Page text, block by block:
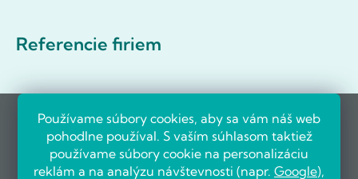
Používame súbory cookies, aby sa vám náš web
pohodlne používal. S vaším súhlasom taktiež
používame súbory cookie na personalizáciu
reklám a na analýzu návštevnosti (napr. Google),
Referencie firiem